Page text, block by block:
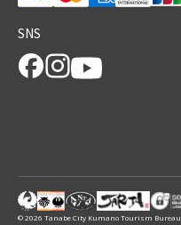
SNS
© 2026 Tanabe City Kumano Tourism Bureau